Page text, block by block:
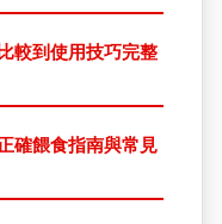
較到使用技巧完整
確餵食指南與常見